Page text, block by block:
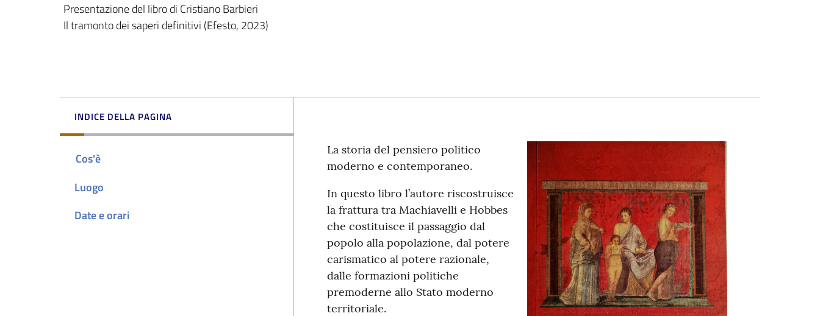
Presentazione del libro di Cristiano Barbieri
Il tramonto dei saperi definitivi (Efesto, 2023)
INDICE DELLA PAGINA
Cos'è
Luogo
Date e orari
La storia del pensiero politico
moderno e contemporaneo.
In questo libro l’autore riscostruisce
la frattura tra Machiavelli e Hobbes
che costituisce il passaggio dal
popolo alla popolazione, dal potere
carismatico al potere razionale,
dalle formazioni politiche
premoderne allo Stato moderno
territoriale.